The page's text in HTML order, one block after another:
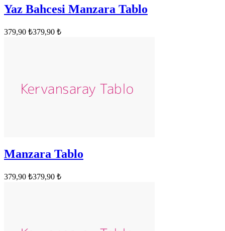
Yaz Bahcesi Manzara Tablo
379,90 ₺379,90 ₺
Manzara Tablo
379,90 ₺379,90 ₺